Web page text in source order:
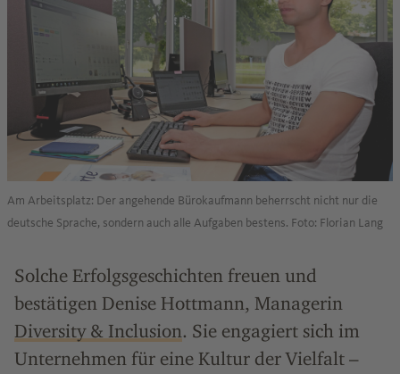
Am Arbeitsplatz: Der angehende Bürokaufmann beherrscht nicht nur die
deutsche Sprache, sondern auch alle Aufgaben bestens. Foto: Florian Lang
Solche Erfolgsgeschichten freuen und
bestätigen Denise Hottmann, Managerin
Diversity & Inclusion. Sie engagiert sich im
Unternehmen für eine Kultur der Vielfalt –